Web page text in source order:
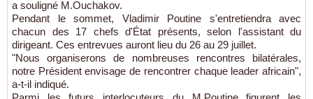
a souligné M.Ouchakov.
Pendant le sommet, Vladimir Poutine s'entretiendra avec
chacun des 17 chefs d'État présents, selon l'assistant du
dirigeant. Ces entrevues auront lieu du 26 au 29 juillet.
"Nous organiserons de nombreuses rencontres bilatérales,
notre Président envisage de rencontrer chaque leader africain",
a-t-il indiqué.